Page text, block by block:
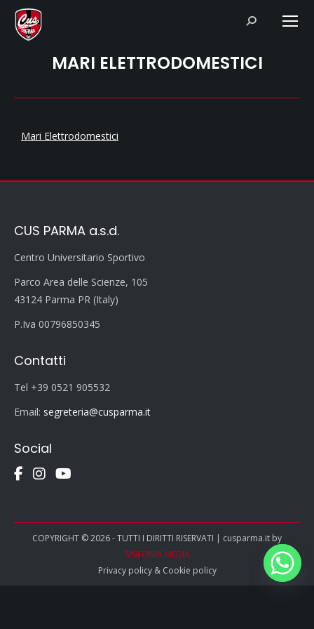
Search:
MARI ELETTRODOMESTICI
Mari Elettrodomestici
CUS PARMA a.s.d.
Centro Universitario Sportivo
Parco Area delle Scienze, 105
43124 Parma PR (Italy)
P.Iva 00796850345
Contatti
Tel +39 0521 905532
Email: segreteria@cusparma.it
Social
COPYRIGHT © 2026 - TUTTI I DIRITTI RISERVATI | cusparma.it by
SINFONIA MEDIA
Privacy policy& Cookie policy